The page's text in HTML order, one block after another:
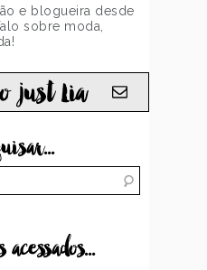
e blogueira desde
sobre moda,
just Lia